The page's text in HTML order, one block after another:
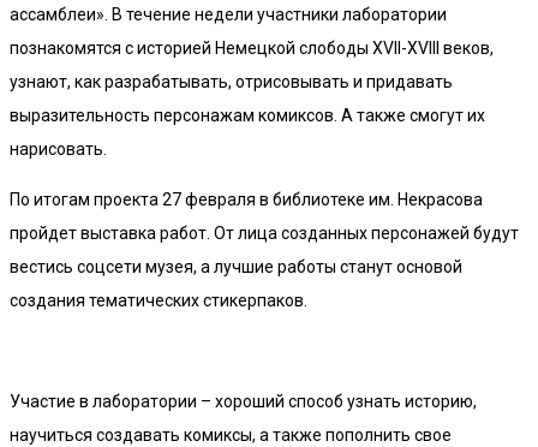
ассамблеи». В течение недели участники лаборатории
познакомятся с историей Немецкой слободы XVII-XVIII веков,
узнают, как разрабатывать, отрисовывать и придавать
выразительность персонажам комиксов. А также смогут их
нарисовать.
По итогам проекта 27 февраля в библиотеке им. Некрасова
пройдет выставка работ. От лица созданных персонажей будут
вестись соцсети музея, а лучшие работы станут основой
создания тематических стикерпаков.
Участие в лаборатории – хороший способ узнать историю,
научиться создавать комиксы, а также пополнить свое